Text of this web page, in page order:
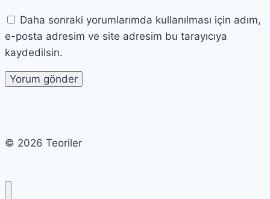
Daha sonraki yorumlarımda kullanılması için adım,
e-posta adresim ve site adresim bu tarayıcıya
kaydedilsin.
© 2026 Teoriler